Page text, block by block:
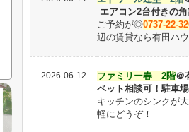
エアコン2台付きの角
ご予約が◎0737-22-
辺の賃貸なら有田ハ
2026-06-12 ファミリー春 2階＠
ペット相談可！駐車場
キッチンのシンクが
軽にどうぞ！